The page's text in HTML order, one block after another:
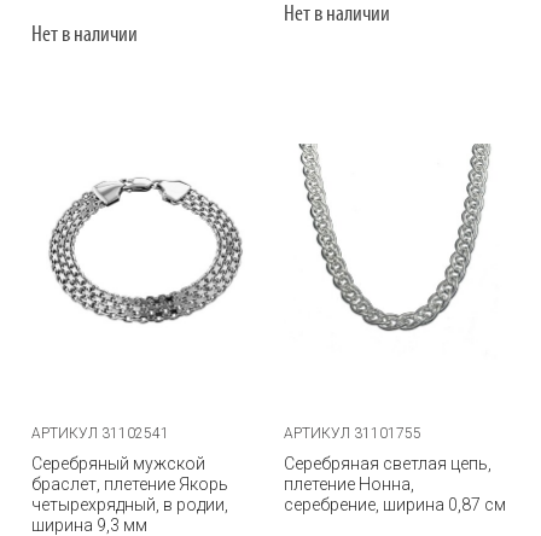
Нет в наличии
Нет в наличии
АРТИКУЛ 31102541
Серебряный мужской
браслет, плетение Якорь
четырехрядный, в родии,
ширина 9,3 мм
АРТИКУЛ 31101755
Серебряная светлая цепь,
плетение Нонна,
серебрение, ширина 0,87 см